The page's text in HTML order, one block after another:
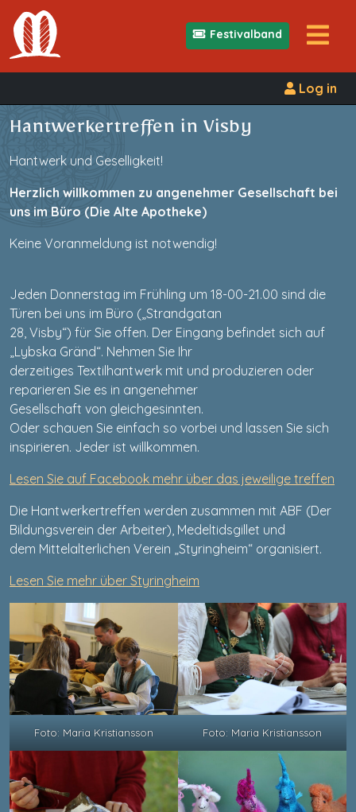
Festivalband
Log in
Hantwerkertreffen in Visby
Hantwerk und Geselligkeit!
Herzlich willkommen zu angenehmer Gesellschaft bei
uns im Büro (Die Alte Apotheke)
Keine Voranmeldung ist notwendig!
Jeden Donnerstag im Frühling um 18-00-21.00 sind die
Türen bei uns im Büro („Strandgatan
28, Visby“) für Sie offen. Der Eingang befindet sich auf
„Lybska Gränd“. Nehmen Sie Ihr
derzeitiges Textilhantwerk mit und produzieren oder
reparieren Sie es in angenehmer
Gesellschaft von gleichgesinnten.
Oder schauen Sie einfach so vorbei und lassen Sie sich
inspirieren. Jeder ist willkommen.
Lesen Sie auf Facebook mehr über das jeweilige treffen
Die Hantwerkertreffen werden zusammen mit ABF (Der
Bildungsverein der Arbeiter), Medeltidsgillet und
dem Mittelalterlichen Verein „Styringheim“ organisiert.
Lesen Sie mehr über Styringheim
Foto: Maria Kristiansson Foto: Maria Kristiansson